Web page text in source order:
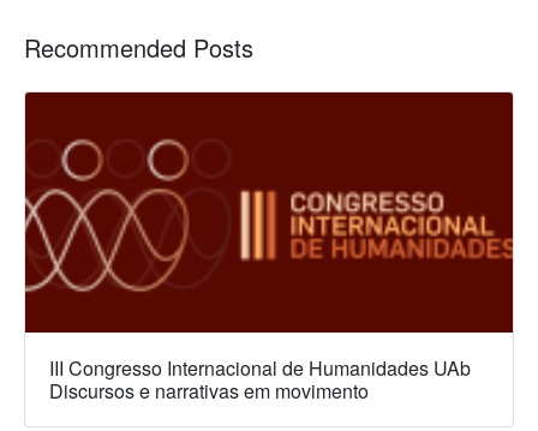
Recommended Posts
III Congresso Internacional de Humanidades UAb
Discursos e narrativas em movimento